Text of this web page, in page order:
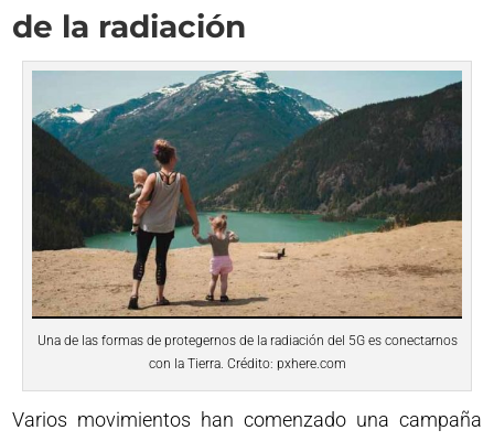
de la radiación
Una de las formas de protegernos de la radiación del 5G es conectarnos
con la Tierra. Crédito: pxhere.com
Varios movimientos han comenzado una campaña